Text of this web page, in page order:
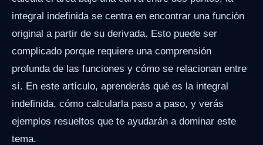
integral indefinida se centra en encontrar una función
original a partir de su derivada. Esto puede ser
complicado porque requiere una comprensión
profunda de las funciones y cómo se relacionan entre
sí. En este artículo, aprenderás qué es la integral
indefinida, cómo calcularla paso a paso, y verás
ejemplos resueltos que te ayudarán a dominar este
tema.